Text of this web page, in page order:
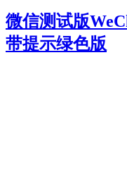
微信测试版
带提示绿色版